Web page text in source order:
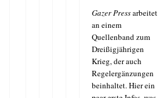
Gazer Pressarbeitet
an einem
Quellenband zum
Dreißigjährigen
Krieg, der auch
Regelergänzungen
beinhaltet. Hier ein